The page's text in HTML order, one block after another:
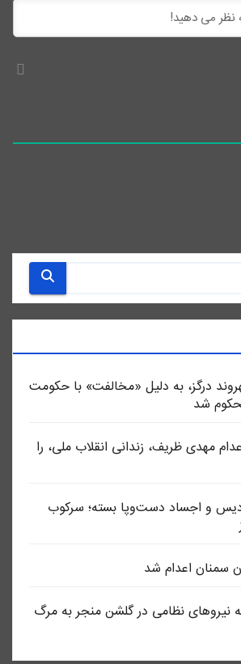
درگز، به دلیل «مخالفت» با حکومت
مهدی ظریف، زندانی انقلاب ملی، را
و اجساد دست‌وپا بسته؛ سرکوب
سمنان اعدام شد
نیروهای نظامی در گلشن منجر به مرگ